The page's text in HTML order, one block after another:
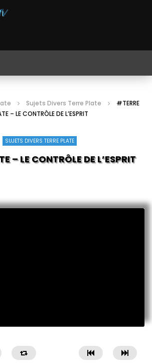
Sujets Divers Terre Plate
#TERRE
– LE CONTRÔLE DE L’ESPRIT
SUJETS DIVERS TERRE PLATE
– LE CONTRÔLE DE L’ESPRIT